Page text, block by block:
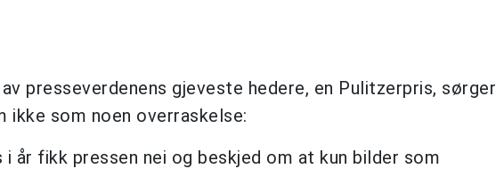
presseverdenens gjeveste hedere, en Pulitzerpris, sørger
som noen overraskelse:
år fikk pressen nei og beskjed om at kun bilder som